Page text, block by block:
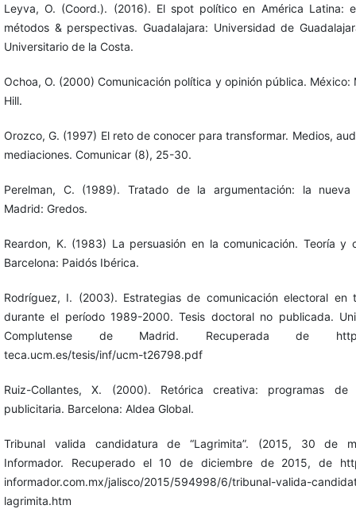
Leyva, O. (Coord.). (2016). El spot político en América Latina:
métodos & perspectivas. Guadalajara: Universidad de
Universitario de la Costa.
Ochoa, O. (2000) Comunicación política y opinión pública. México:
Hill.
Orozco, G. (1997) El reto de conocer para transformar. Medios,
mediaciones. Comunicar (8), 25-30.
Perelman, C. (1989). Tratado de la argumentación: la nueva
Madrid: Gredos.
Reardon, K. (1983) La persuasión en la comunicación. Teoría y
Barcelona: Paidós Ibérica.
Rodríguez, I. (2003). Estrategias de comunicación electoral en
durante el período 1989-2000. Tesis doctoral no publicada.
Complutense de Madrid. Recuperada de
teca.ucm.es/tesis/inf/ucm-t26798.pdf
Ruiz-Collantes, X. (2000). Retórica creativa: programas de
publicitaria. Barcelona: Aldea Global.
Tribunal valida candidatura de “Lagrimita”. (2015, 30 de
Informador. Recuperado el 10 de diciembre de 2015, de
informador.com.mx/jalisco/2015/594998/6/tribunal-valida-
lagrimita.htm